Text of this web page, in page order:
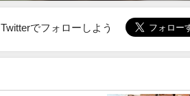
Twitterでフォローしよう